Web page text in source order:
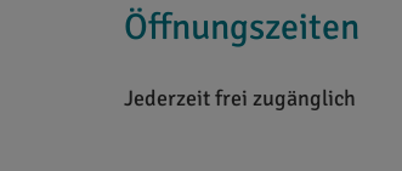
Öffnungszeiten
Jederzeit frei zugänglich